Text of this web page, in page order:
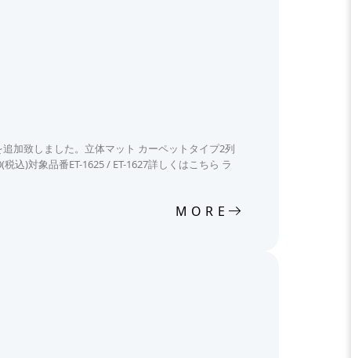
加致しました。立体マット カーペットタイプ2列
込)対象品番ET-1625 / ET-1627詳しくはこちら ラ
MORE